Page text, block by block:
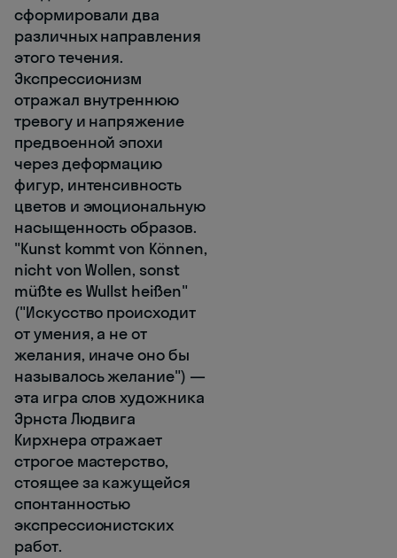
сформировали два
различных направления
этого течения.
Экспрессионизм
отражал внутреннюю
тревогу и напряжение
предвоенной эпохи
через деформацию
фигур, интенсивность
цветов и эмоциональную
насыщенность образов.
"Kunst kommt von Können,
nicht von Wollen, sonst
müßte es Wullst heißen"
("Искусство происходит
от умения, а не от
желания, иначе оно бы
называлось желание") —
эта игра слов художника
Эрнста Людвига
Кирхнера отражает
строгое мастерство,
стоящее за кажущейся
спонтанностью
экспрессионистских
работ.